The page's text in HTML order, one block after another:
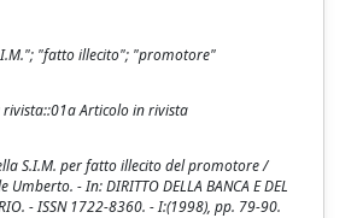
"fatto illecito"; "promotore"
rivista::01a Articolo in rivista
S.I.M. per fatto illecito del promotore /
Umberto. - In: DIRITTO DELLA BANCA E DEL
- ISSN 1722-8360. - I:(1998), pp. 79-90.